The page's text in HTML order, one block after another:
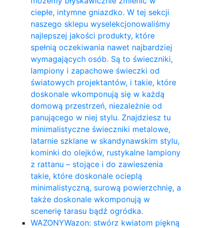
ciepłe, intymne gniazdko. W tej sekcji
naszego sklepu wyselekcjonowaliśmy
najlepszej jakości produkty, które
spełnią oczekiwania nawet najbardziej
wymagających osób. Są to świeczniki,
lampiony i zapachowe świeczki od
światowych projektantów, i takie, które
doskonale wkomponują się w każdą
domową przestrzeń, niezależnie od
panującego w niej stylu. Znajdziesz tu
minimalistyczne świeczniki metalowe,
latarnie szklane w skandynawskim stylu,
kominki do olejków, rustykalne lampiony
z rattanu – stojące i do zawieszenia
takie, które doskonale ocieplą
minimalistyczną, surową powierzchnię, a
także doskonale wkomponują w
scenerię tarasu bądź ogródka.
WAZONYWazon: stwórz kwiatom piękną